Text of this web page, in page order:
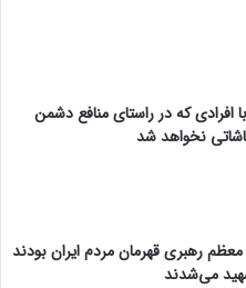
افرادی که در راستای منافع دشمن
نخواهد شد
معظم رهبری قهرمان مردم ایران بودند
شهید می‌شدند